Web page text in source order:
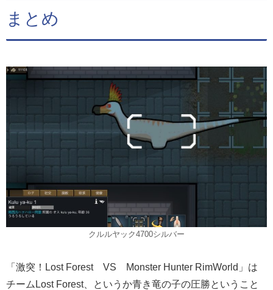
まとめ
クルルヤック4700シルバー
「激突！Lost Forest VS Monster Hunter RimWorld」は
チームLost Forest、というか青き竜の子の圧勝ということ